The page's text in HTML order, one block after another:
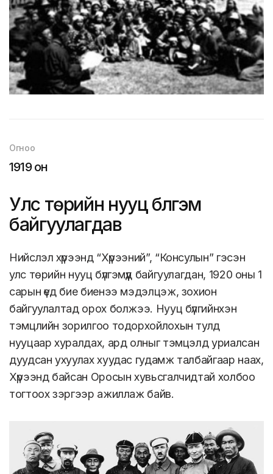
Огноо
1919 он
Улс төрийн нууц бүлгэм
байгуулагдав
Нийслэл хүрээнд “Хүрээний”, “Консулын” гэсэн
улс төрийн нууц бүлгэмүүд байгуулагдан, 1920 оны 1
сарын үед бие биенээ мэдэлцэж, зохион
байгуулалтад орох болжээ. Нууц бүлгийнхэн
тэмцлийн зорилгоо тодорхойлохын тулд
нууцаар хуралдах, ард олныг тэмцэлд уриалсан
дуудсан ухуулах хуудас гудамж талбайгаар наах,
Хүрээнд байсан Оросын хувьсгалчидтай холбоо
тогтоох зэргээр ажиллаж байв.